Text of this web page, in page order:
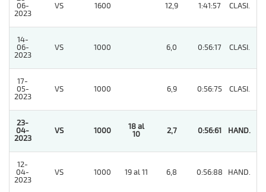
06-
2023
VS 1600 12,9 1:41:57 CLASI.
14-
06-
2023
VS 1000 6,0 0:56:17 CLASI.
17-
05-
2023
VS 1000 6,9 0:56:75 CLASI.
23-
04-
2023
VS 1000
18 al
10
2,7 0:56:61 HAND.
12-
04-
2023
VS 1000 19 al 11 6,8 0:56:88 HAND.